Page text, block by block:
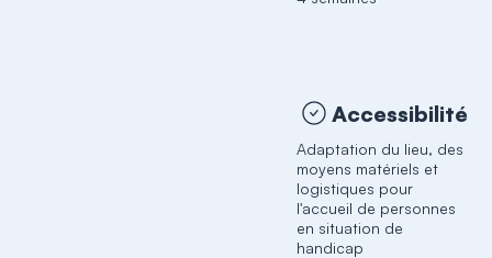
Accessibilité
Adaptation du lieu, des
moyens matériels et
logistiques pour
l'accueil de personnes
en situation de
handicap